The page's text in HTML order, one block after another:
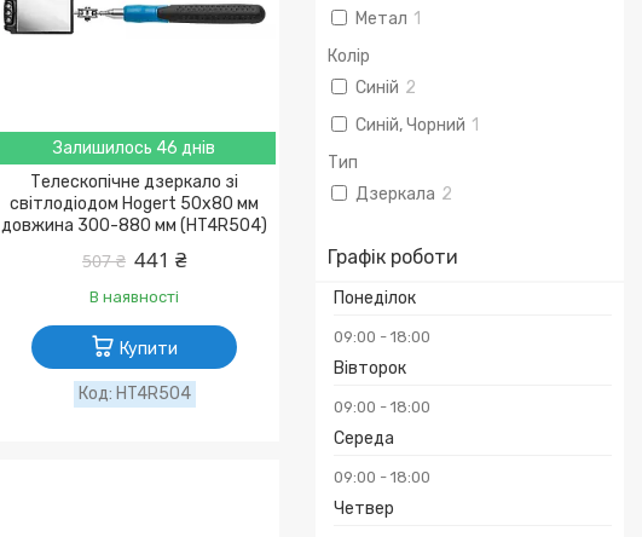
Метал 1
Колір
Синій 2
Синій, Чорний 1
Тип
Дзеркала 2
Графік роботи
Понеділок
09:00 18:00
Вівторок
09:00 18:00
Середа
09:00 18:00
Четвер
Залишилось 46 днів
Телескопічне дзеркало зі
світлодіодом Hogert 50х80 мм
довжина 300-880 мм (HT4R504)
507 ₴ 441 ₴
В наявності
Купити
HT4R504